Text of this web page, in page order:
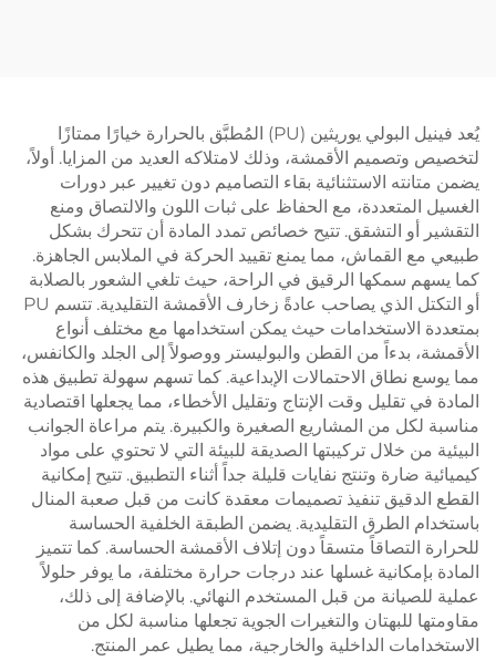
يُعد فينيل البولي يوريثين (PU) المُطبَّق بالحرارة خيارًا ممتازًا
لتخصيص وتصميم الأقمشة، وذلك لامتلاكه العديد من المزايا. أولاً،
يضمن متانته الاستثنائية بقاء التصاميم دون تغيير عبر دورات
الغسيل المتعددة، مع الحفاظ على ثبات اللون والالتصاق ومنع
التقشير أو التشقق. تتيح خصائص تمدد المادة أن تتحرك بشكل
طبيعي مع القماش، مما يمنع تقييد الحركة في الملابس الجاهزة.
كما يسهم سمكها الرقيق في الراحة، حيث تلغي الشعور بالصلابة
أو التكتل الذي يصاحب عادةً زخارف الأقمشة التقليدية. تتسم PU
بمتعددة الاستخدامات حيث يمكن استخدامها مع مختلف أنواع
الأقمشة، بدءاً من القطن والبوليستر ووصولاً إلى الجلد والكانفس،
مما يوسع نطاق الاحتمالات الإبداعية. كما تسهم سهولة تطبيق هذه
المادة في تقليل وقت الإنتاج وتقليل الأخطاء، مما يجعلها اقتصادية
مناسبة لكل من المشاريع الصغيرة والكبيرة. يتم مراعاة الجوانب
البيئية من خلال تركيبتها الصديقة للبيئة التي لا تحتوي على مواد
كيميائية ضارة وتنتج نفايات قليلة جداً أثناء التطبيق. تتيح إمكانية
القطع الدقيق تنفيذ تصميمات معقدة كانت من قبل صعبة المنال
باستخدام الطرق التقليدية. يضمن الطبقة الخلفية الحساسة
للحرارة التصاقاً متسقاً دون إتلاف الأقمشة الحساسة. كما تتميز
المادة بإمكانية غسلها عند درجات حرارة مختلفة، ما يوفر حلولاً
عملية للصيانة من قبل المستخدم النهائي. بالإضافة إلى ذلك،
مقاومتها للبهتان والتغيرات الجوية تجعلها مناسبة لكل من
الاستخدامات الداخلية والخارجية، مما يطيل عمر المنتج.